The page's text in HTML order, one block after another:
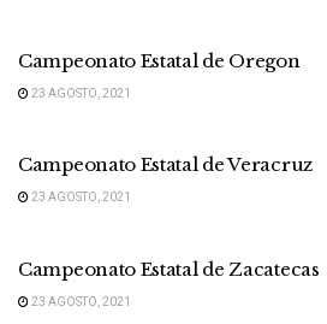
Campeonato Estatal de Oregon
23 AGOSTO, 2021
Campeonato Estatal de Veracruz
23 AGOSTO, 2021
Campeonato Estatal de Zacatecas
23 AGOSTO, 2021